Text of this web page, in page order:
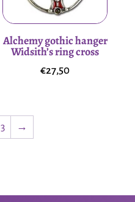
Alchemy gothic hanger
Widsith’s ring cross
€27,50
3 →